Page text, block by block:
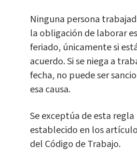
Ninguna persona
la obligación de laborar
feriado, únicamente si
acuerdo. Si se niega a
fecha, no puede ser
esa causa.
Se exceptúa de esta regla
establecido en los
del Código de Trabajo.